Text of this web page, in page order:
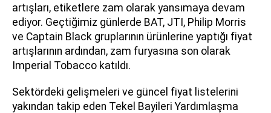
artışları, etiketlere zam olarak yansımaya devam
ediyor. Geçtiğimiz günlerde BAT, JTI, Philip Morris
ve Captain Black gruplarının ürünlerine yaptığı fiyat
artışlarının ardından, zam furyasına son olarak
Imperial Tobacco katıldı.
Sektördeki gelişmeleri ve güncel fiyat listelerini
yakından takip eden Tekel Bayileri Yardımlaşma